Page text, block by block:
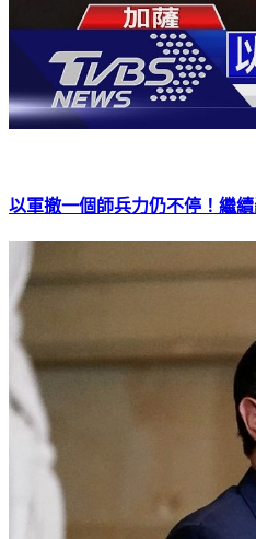
以軍撤一個師兵力仍不停！繼